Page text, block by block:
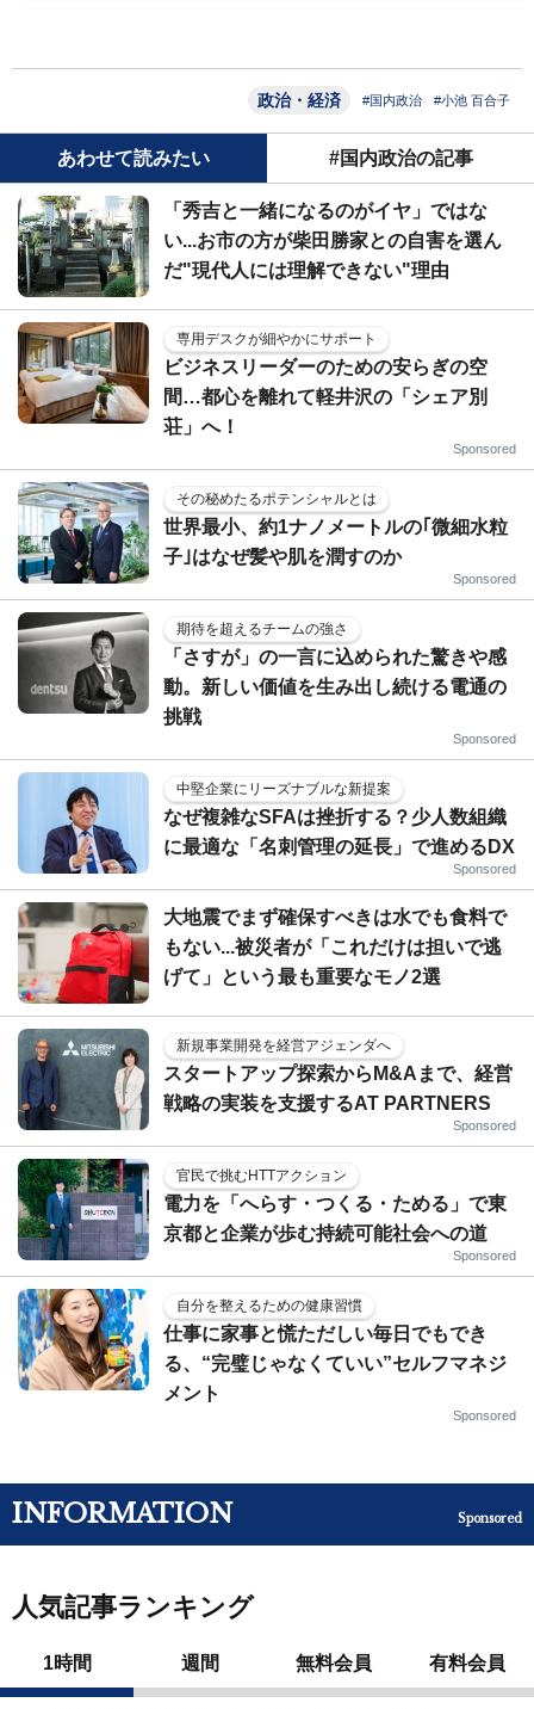
政治・経済 #国内政治 #小池 百合子
あわせて読みたい #国内政治の記事
「秀吉と一緒になるのがイヤ」ではな
い...お市の方が柴田勝家との自害を選ん
だ"現代人には理解できない"理由
専用デスクが細やかにサポート
ビジネスリーダーのための安らぎの空
間…都心を離れて軽井沢の「シェア別
荘」へ！
Sponsored
その秘めたるポテンシャルとは
世界最小、約1ナノメートルの｢微細水粒
子｣はなぜ髪や肌を潤すのか
Sponsored
期待を超えるチームの強さ
「さすが」の一言に込められた驚きや感
動。新しい価値を生み出し続ける電通の
挑戦
Sponsored
中堅企業にリーズナブルな新提案
なぜ複雑なSFAは挫折する？少人数組織
に最適な「名刺管理の延長」で進めるDX
Sponsored
大地震でまず確保すべきは水でも食料で
もない...被災者が「これだけは担いで逃
げて」という最も重要なモノ2選
新規事業開発を経営アジェンダへ
スタートアップ探索からM&Aまで、経営
戦略の実装を支援するAT PARTNERS
Sponsored
官民で挑むHTTアクション
電力を「へらす・つくる・ためる」で東
京都と企業が歩む持続可能社会への道
Sponsored
自分を整えるための健康習慣
仕事に家事と慌ただしい毎日でもでき
る、“完璧じゃなくていい”セルフマネジ
メント
Sponsored
INFORMATION Sponsored
人気記事ランキング
1時間 週間 無料会員 有料会員